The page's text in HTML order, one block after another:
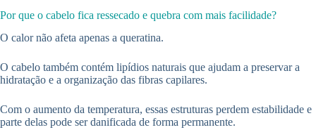
Por que o cabelo fica ressecado e quebra com mais facilidade?
O calor não afeta apenas a queratina.
O cabelo também contém lipídios naturais que ajudam a preservar a
hidratação e a organização das fibras capilares.
Com o aumento da temperatura, essas estruturas perdem estabilidade e
parte delas pode ser danificada de forma permanente.